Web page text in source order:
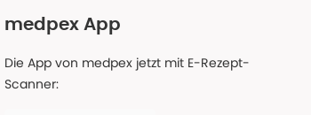
medpex App
Die App von medpex jetzt mit E-Rezept-
Scanner: